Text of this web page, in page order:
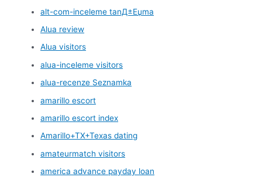
alt-com-inceleme tanД±Еџma
Alua review
Alua visitors
alua-inceleme visitors
alua-recenze Seznamka
amarillo escort
amarillo escort index
Amarillo+TX+Texas dating
amateurmatch visitors
america advance payday loan